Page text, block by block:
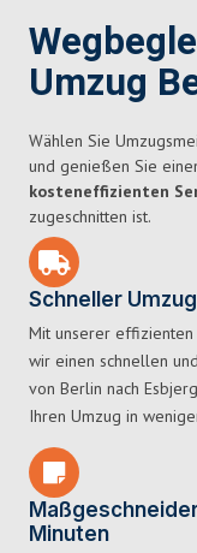
Umzug
Wählen Sie
und genießen Sie
kosteneffizienten
zugeschnitten ist.
Schneller
Mit unserer
wir einen schnellen
von Berlin nach
Ihren Umzug in
Minuten